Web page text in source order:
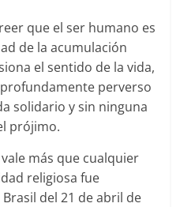
que el ser humano es
de la acumulación
el sentido de la vida,
perverso
solidario y sin ninguna
prójimo.
más que cualquier
religiosa fue
del 21 de abril de